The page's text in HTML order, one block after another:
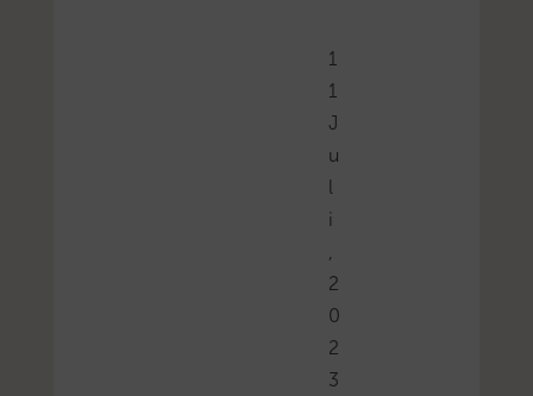
1
1
J
u
l
i
,
2
0
2
3